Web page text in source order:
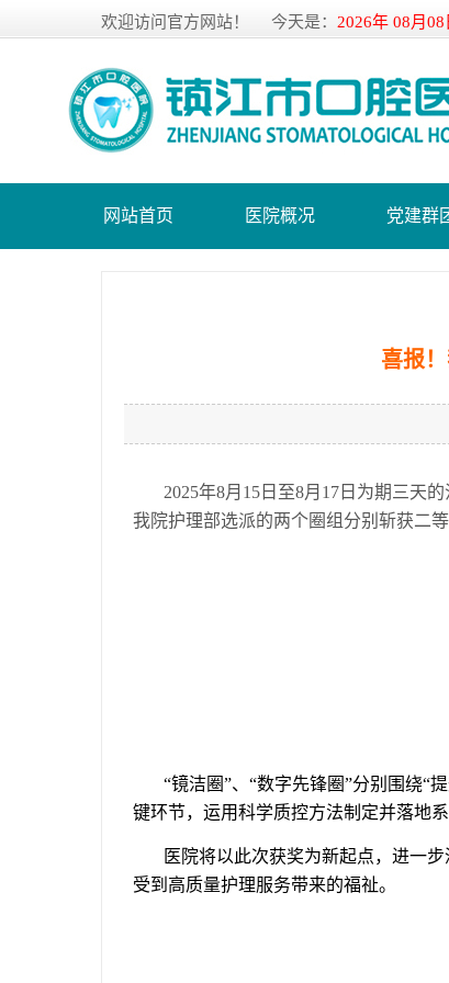
欢迎访问官方网站！ 今天是： 2026年 08月
网站首页 医院概况 党建群
喜报
2025年8月 15 日至8月 17 日为期三天
我院护理部选派的两个圈组分别斩获二
“镜洁圈”、 “数字先锋圈”分别围绕“
键环节，运用科学质控方法制定并落地
医院将以此次获奖为新起点，进一步
受到高质量护理服务带来的福祉。